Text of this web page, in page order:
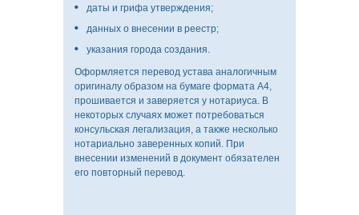
даты и грифа утверждения;
данных о внесении в реестр;
указания города создания.
Оформляется перевод устава аналогичным
оригиналу образом на бумаге формата А4,
прошивается и заверяется у нотариуса. В
некоторых случаях может потребоваться
консульская легализация, а также несколько
нотариально заверенных копий. При
внесении изменений в документ обязателен
его повторный перевод.
КОМПАНИИ
ПИСЬМЕННЫЙ